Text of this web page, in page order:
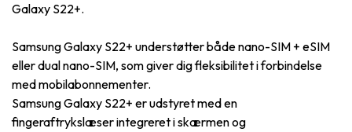
Galaxy S22+.
Samsung Galaxy S22+ understøtter både nano-SIM + eSIM
eller dual nano-SIM, som giver dig fleksibilitet i forbindelse
med mobilabonnementer.
Samsung Galaxy S22+ er udstyret med en
fingeraftrykslæser integreret i skærmen og